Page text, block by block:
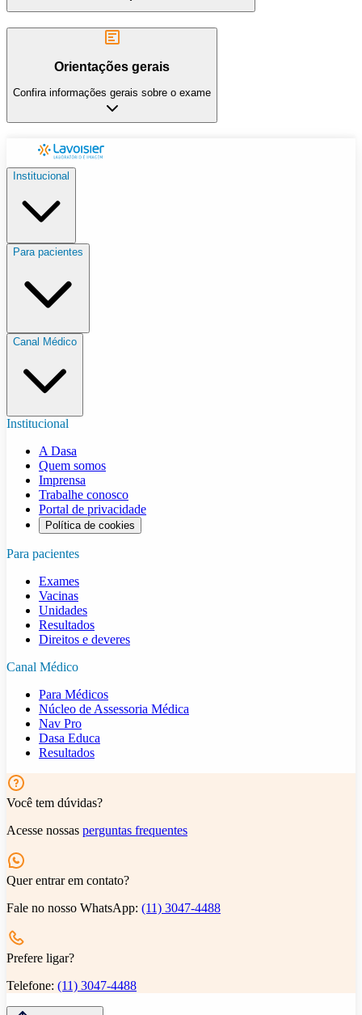
Orientações gerais
Confira informações gerais sobre o exame
Institucional
Para pacientes
Canal Médico
Institucional
A Dasa
Quem somos
Imprensa
Trabalhe conosco
Portal de privacidade
Política de cookies
Para pacientes
Exames
Vacinas
Unidades
Resultados
Direitos e deveres
Canal Médico
Para Médicos
Núcleo de Assessoria Médica
Nav Pro
Dasa Educa
Resultados
Você tem dúvidas?
Acesse nossas perguntas frequentes
Quer entrar em contato?
Fale no nosso WhatsApp: (11) 3047-4488
Prefere ligar?
Telefone: (11) 3047-4488